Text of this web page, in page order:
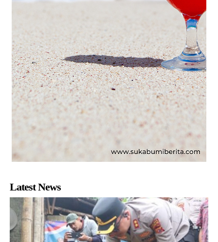
Latest News